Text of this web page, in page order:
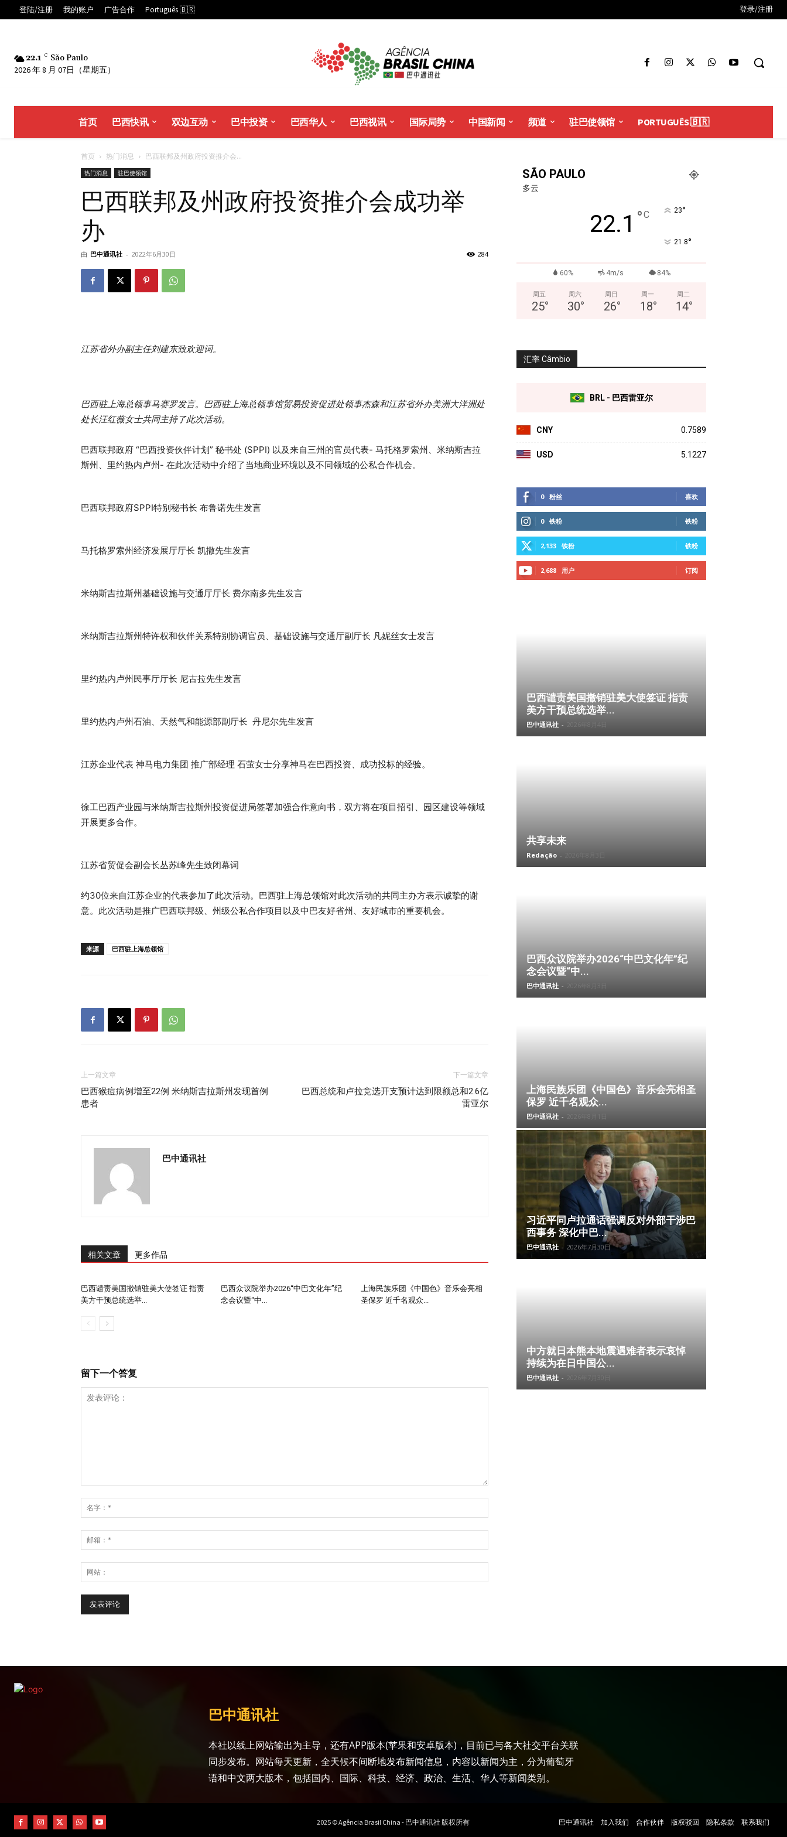
登陆/注册 我的账户 广告合作 Português 🇧🇷 登录/注册
22.1 C São Paulo
2026 年 8 月 07日（星期五）
首页 巴西快讯 双边互动 巴中投资 巴西华人 巴西视讯 国际局势 中国新闻 频道 驻巴使领馆 PORTUGUÊS 🇧🇷
首页 热门消息 巴西联邦及州政府投资推介会...
热门消息 驻巴使领馆
巴西联邦及州政府投资推介会成功举
办
由 巴中通讯社 - 2022年6月30日 284
江苏省外办副主任刘建东致欢迎词。
巴西驻上海总领事马赛罗发言。巴西驻上海总领事馆贸易投资促进处领事杰森和江苏省外办美洲大洋洲处
处长汪红薇女士共同主持了此次活动。
巴西联邦政府 “巴西投资伙伴计划” 秘书处 (SPPI) 以及来自三州的官员代表- 马托格罗索州、米纳斯吉拉
斯州、里约热内卢州- 在此次活动中介绍了当地商业环境以及不同领域的公私合作机会。
巴西联邦政府SPPI特别秘书长 布鲁诺先生发言
马托格罗索州经济发展厅厅长 凯撒先生发言
米纳斯吉拉斯州基础设施与交通厅厅长 费尔南多先生发言
米纳斯吉拉斯州特许权和伙伴关系特别协调官员、基础设施与交通厅副厅长 凡妮丝女士发言
里约热内卢州民事厅厅长 尼古拉先生发言
里约热内卢州石油、天然气和能源部副厅长 丹尼尔先生发言
江苏企业代表 神马电力集团 推广部经理 石萤女士分享神马在巴西投资、成功投标的经验。
徐工巴西产业园与米纳斯吉拉斯州投资促进局签署加强合作意向书，双方将在项目招引、园区建设等领域
开展更多合作。
江苏省贸促会副会长丛苏峰先生致闭幕词
约30位来自江苏企业的代表参加了此次活动。巴西驻上海总领馆对此次活动的共同主办方表示诚挚的谢
意。此次活动是推广巴西联邦级、州级公私合作项目以及中巴友好省州、友好城市的重要机会。
来源 巴西驻上海总领馆
上一篇文章
巴西猴痘病例增至22例 米纳斯吉拉斯州发现首例
患者
下一篇文章
巴西总统和卢拉竞选开支预计达到限额总和2.6亿
雷亚尔
巴中通讯社
相关文章 更多作品
巴西谴责美国撤销驻美大使签证 指责
美方干预总统选举...
巴西众议院举办2026“中巴文化年”纪
念会议暨“中...
上海民族乐团《中国色》音乐会亮相
圣保罗 近千名观众...
留下一个答复
SÃO PAULO
多云
22.1 °C 23°
21.8°
60% 4m/s 84%
周五
25°
周六
30°
周日
26°
周一
18°
周二
14°
汇率 Câmbio
BRL - 巴西雷亚尔
CNY 0.7589
USD 5.1227
0 粉丝 喜欢
0 铁粉 铁粉
2,133 铁粉 铁粉
2,688 用户 订阅
巴西谴责美国撤销驻美大使签证 指责
美方干预总统选举...
巴中通讯社 -
共享未来
Redação -
巴西众议院举办2026“中巴文化年”纪
念会议暨“中...
巴中通讯社 -
上海民族乐团《中国色》音乐会亮相圣
保罗 近千名观众...
巴中通讯社 -
习近平同卢拉通话强调反对外部干涉巴
西事务 深化中巴...
巴中通讯社 - 2026年7月30日
中方就日本熊本地震遇难者表示哀悼
持续为在日中国公...
巴中通讯社 -
巴中通讯社
本社以线上网站输出为主导，还有APP版本(苹果和安卓版本)，目前已与各大社交平台关联
同步发布。网站每天更新，全天候不间断地发布新闻信息，内容以新闻为主，分为葡萄牙
语和中文两大版本，包括国内、国际、科技、经济、政治、生活、华人等新闻类别。
2025 © Agência Brasil China - 巴中通讯社 版权所有 巴中通讯社 加入我们 合作伙伴 版权驳回 隐私条款 联系我们